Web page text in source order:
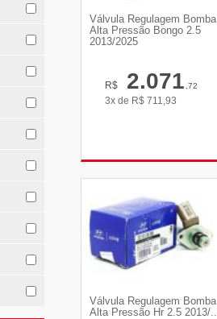
Válvula Regulagem Bomba
Alta Pressão Bongo 2.5
2013/2025
R$ 2.071,72
3x de R$ 711,93
Válvula Regulagem Bomba
Alta Pressão Hr 2.5 2013/..